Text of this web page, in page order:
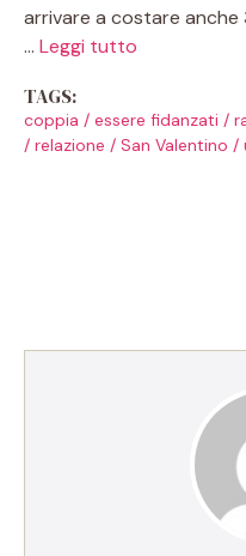
arrivare a costare
… Leggi tutto
TAGS:
coppia / essere fidanzati /
/ relazione / San Valentino /